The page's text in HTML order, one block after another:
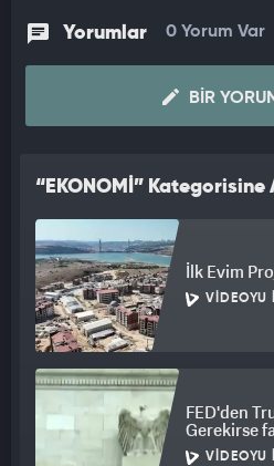
Yorumlar 0 Yorum Var
BIR
“EKONOMİ”
İlk Evim
VIDEOYU
FED'den
Gerekirse
VIDEOYU